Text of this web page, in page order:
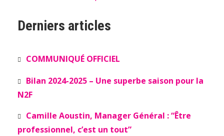
Derniers articles
COMMUNIQUÉ OFFICIEL
Bilan 2024-2025 – Une superbe saison pour la
N2F
Camille Aoustin, Manager Général : “Être
professionnel, c’est un tout”